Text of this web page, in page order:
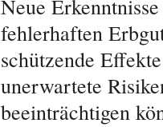
Neue
fehlerhaften
schützende
unerwartete
beeinträchtigen